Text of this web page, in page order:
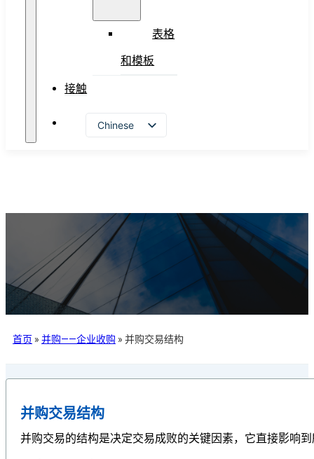
表格
和模板
接触
Chinese
首页 » 并购——企业收购 » 并购交易结构
并购交易结构
并购交易的结构是决定交易成败的关键因素，它直接影响